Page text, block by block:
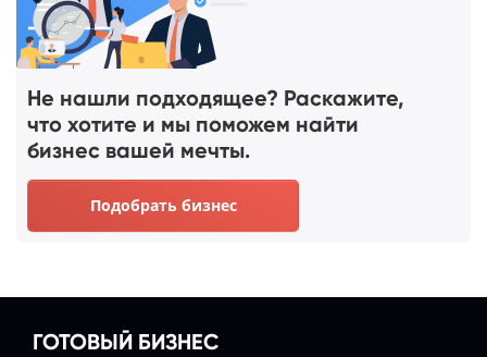
Не нашли подходящее? Раскажите,
что хотите и мы поможем найти
бизнес вашей мечты.
Подобрать бизнес
ГОТОВЫЙ БИЗНЕС